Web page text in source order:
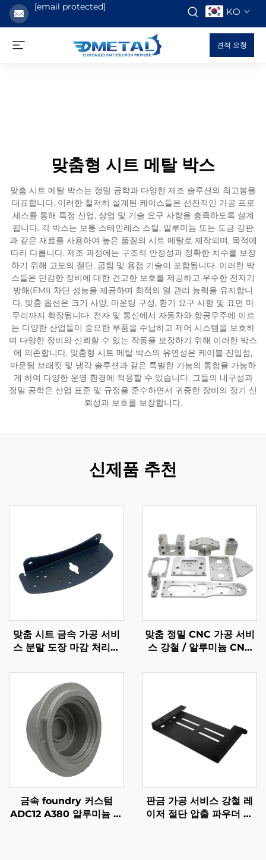
[email protected] KO
견적 요청
맞춤형 시트 메탈 박스
맞춤 시트 메탈 박스는 정밀 공학과 다양한 제조 솔루션의 최고봉을
대표합니다. 이러한 철저히 설계된 케이스들은 선진적인 가공 프로
세스를 통해 특정 산업, 상업 및 기술 요구 사항을 충족하도록 설계
됩니다. 각 박스는 보통 스테인레스 스틸, 알루미늄 또는 도금 강판
과 같은 재료를 사용하여 높은 품질의 시트 메탈로 제작되며, 목적에
따라 다릅니다. 제조 과정에는 구조적 안정성과 정확한 치수를 보장
하기 위해 고도의 절단, 굽힘 및 용접 기술이 포함됩니다. 이러한 박
스들은 민감한 장비에 대한 견고한 보호를 제공하고 우수한 전자기
방해(EMI) 차단 성능을 제공하며 최적의 열 관리 능력을 유지합니
다. 맞춤 옵션은 크기 사양, 마운팅 구성, 환기 요구 사항 및 표면 마
무리까지 확장됩니다. 전자 및 통신에서 자동차와 항공우주에 이르
는 다양한 산업들이 중요한 부품을 수납하고 제어 시스템을 보호하
며 다양한 장비의 신뢰할 수 있는 작동을 보장하기 위해 이러한 박스
에 의존합니다. 맞춤형 시트 메탈 박스의 유연성은 케이블 진입점,
마운팅 브래킷 및 냉각 솔루션과 같은 특별한 기능의 통합을 가능하
게 하여 다양한 운영 환경에 적응할 수 있습니다. 그들의 내구성과
정밀 공학은 산업 표준 및 규정을 준수하면서 귀중한 장비의 장기 신
뢰성과 보호를 보장합니다.
신제품 추천
맞춤 시트 금속 가공 서비
스 분말 도장 마감 처리된
맞춤 정밀 CNC 가공 서비
스 강철 / 알루미늄 CNC
금속 foundry 커스텀
ADC12 A380 알루미늄 다
판금 가공 서비스 강철 레
이저 절단 압출 파우더 코